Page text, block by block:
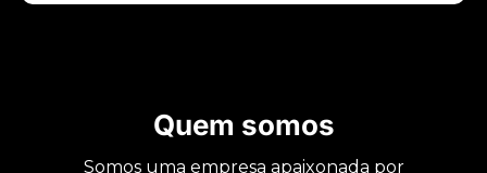
Quem somos
Somos uma empresa apaixonada por